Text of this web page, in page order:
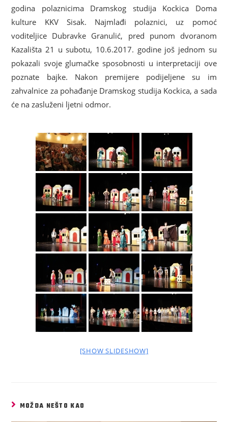
godina polaznicima Dramskog studija Kockica Doma
kulture KKV Sisak. Najmlađi polaznici, uz pomoć
voditeljice Dubravke Granulić, pred punom dvoranom
Kazališta 21 u subotu, 10.6.2017. godine još jednom su
pokazali svoje glumačke sposobnosti u interpretaciji ove
poznate bajke. Nakon premijere podijeljene su im
zahvalnice za pohađanje Dramskog studija Kockica, a sada
će na zasluženi ljetni odmor.
[SHOW SLIDESHOW]
MOŽDA NEŠTO KAO